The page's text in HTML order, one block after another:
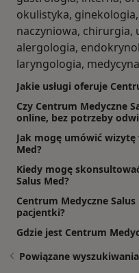
okulistyka,
naczyniowa, chirurgia,
alergologia,
laryngologia,
Jakie usługi oferuje
Czy Centrum Medyczne
online, bez potrzeby
Jak mogę umówić wizytę
Med?
Kiedy mogę
Salus Med?
Centrum Medyczne
pacjentki?
Gdzie jest Centrum
Powiązane wyszukiwania